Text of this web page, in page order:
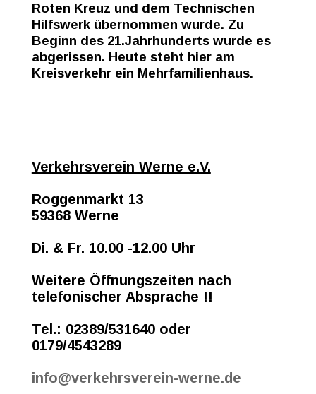
Roten Kreuz und dem Technischen
Hilfswerk übernommen wurde. Zu
Beginn des 21.Jahrhunderts wurde es
abgerissen. Heute steht hier am
Kreisverkehr ein Mehrfamilienhaus.
Verkehrsverein Werne e.V.
Roggenmarkt 13
59368 Werne
Di. & Fr. 10.00 -12.00 Uhr
Weitere Öffnungszeiten nach
telefonischer Absprache !!
Tel.: 02389/531640 oder
0179/4543289
info@verkehrsverein-werne.de